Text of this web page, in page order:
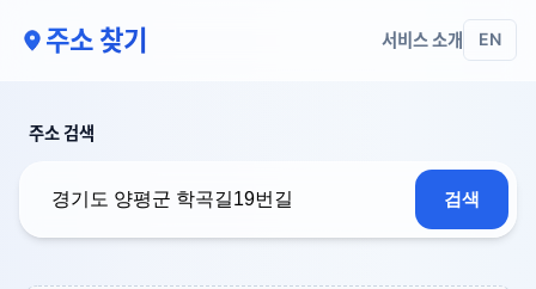
주소 찾기 서비스 소개 EN
주소 검색
검색